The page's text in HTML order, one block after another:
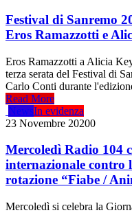
Festival di Sanremo
Eros Ramazzotti e
Eros Ramazzotti a Alicia
terza serata del Festival di
Carlo Conti durante
Read More
NewsIn evidenza
23 Novembre 20200
Mercoledì Radio 104
internazionale contro
rotazione “Fiabe /
Mercoledì si celebra la